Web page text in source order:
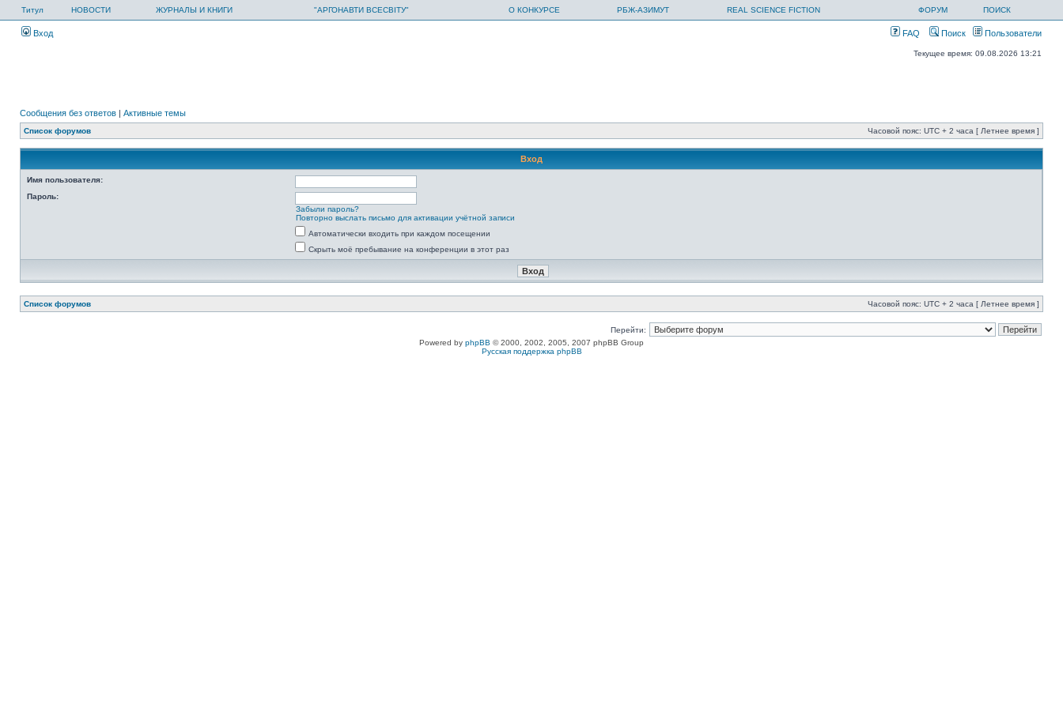
Титул НОВОСТИ ЖУРНАЛЫ И КНИГИ "АРГОНАВТИ ВСЕСВІТУ" О КОНКУРСЕ РБЖ-АЗИМУТ REAL SCIENCE FICTION ФОРУМ ПОИСК
Вход FAQ Поиск Пользователи
Текущее время: 09.08.2026 13:21
Сообщения без ответов | Активные темы
Список форумов Часовой пояс: UTC + 2 часа [ Летнее время ]
Вход
Имя пользователя:
Пароль:
Забыли пароль?
Повторно выслать письмо для активации учётной записи
Автоматически входить при каждом посещении
Скрыть моё пребывание на конференции в этот раз
Список форумов Часовой пояс: UTC + 2 часа [ Летнее время ]
Перейти:
Powered by phpBB © 2000, 2002, 2005, 2007 phpBB Group
Русская поддержка phpBB